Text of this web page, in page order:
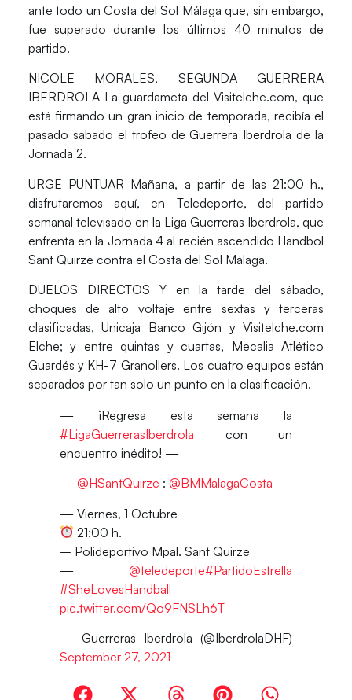
ante todo un Costa del Sol Málaga que, sin embargo,
fue superado durante los últimos 40 minutos de
partido.
NICOLE MORALES, SEGUNDA GUERRERA
IBERDROLALa guardameta del Visitelche.com, que
está firmando un gran inicio de temporada, recibía el
pasado sábado el trofeo de Guerrera Iberdrola de la
Jornada 2.
URGE PUNTUAR Mañana, a partir de las 21:00 h.,
disfrutaremos aquí, en Teledeporte, del partido
semanal televisado en la Liga Guerreras Iberdrola, que
enfrenta en la Jornada 4 al recién ascendido Handbol
Sant Quirze contra el Costa del Sol Málaga.
DUELOS DIRECTOS Y en la tarde del sábado,
choques de alto voltaje entre sextas y terceras
clasificadas, Unicaja Banco Gijón y Visitelche.com
Elche; y entre quintas y cuartas, Mecalia Atlético
Guardés y KH-7 Granollers. Los cuatro equipos están
separados por tan solo un punto en la clasificación.
— ¡Regresa esta semana la
#LigaGuerrerasIberdrola con un
encuentro inédito! —
— @HSantQuirze : @BMMalagaCosta
— Viernes, 1 Octubre
21:00 h.
–️ Polideportivo Mpal. Sant Quirze
—@teledeporte#PartidoEstrella
#SheLovesHandball
pic.twitter.com/Qo9FNSLh6T
— Guerreras Iberdrola (@IberdrolaDHF)
September 27, 2021